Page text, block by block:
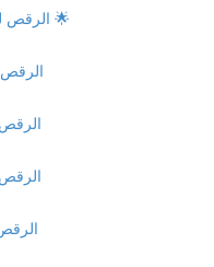
الرقص للرياضة نوفمبر 4 (للمتقدمين) 🌟
(الرقص
الرقص
الرقص
الرقص